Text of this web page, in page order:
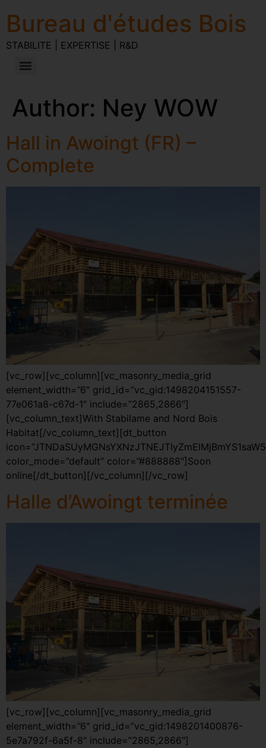
Bureau d'études Bois
STABILITE | EXPERTISE | R&D
Author: Ney WOW
Hall in Awoingt (FR) –
Complete
[vc_row][vc_column][vc_masonry_media_grid
element_width=”6″ grid_id=”vc_gid:1498204151557-
77e061a8-c67d-1″ include=”2865,2866″]
[vc_column_text]With Stabilame and Nord Bois
Habitat[/vc_column_text][dt_button
color_mode=”default” color=”#888888″]Soon
online[/dt_button][/vc_column][/vc_row]
Halle d’Awoingt terminée
[vc_row][vc_column][vc_masonry_media_grid
element_width=”6″ grid_id=”vc_gid:1498201400876-
5e7a792f-6a5f-8″ include=”2865,2866″]